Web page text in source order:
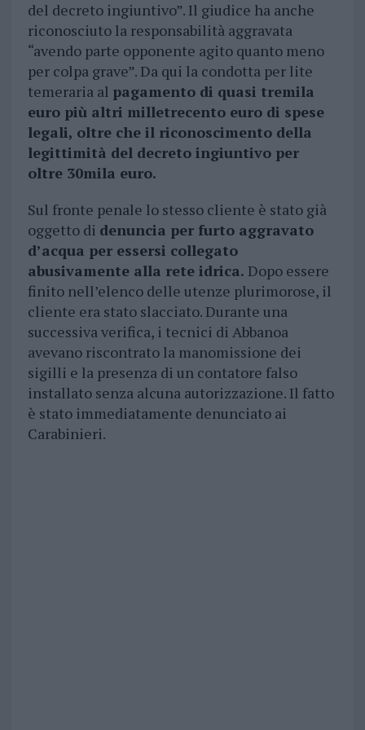
del decreto ingiuntivo”. Il giudice ha anche
riconosciuto la responsabilità aggravata
“avendo parte opponente agito quanto meno
per colpa grave”. Da qui la condotta per lite
temeraria al pagamento di quasi tremila
euro più altri milletrecento euro di spese
legali, oltre che il riconoscimento della
legittimità del decreto ingiuntivo per
oltre 30mila euro.
Sul fronte penale lo stesso cliente è stato già
oggetto di denuncia per furto aggravato
d’acqua per essersi collegato
abusivamente alla rete idrica. Dopo essere
finito nell’elenco delle utenze plurimorose, il
cliente era stato slacciato. Durante una
successiva verifica, i tecnici di Abbanoa
avevano riscontrato la manomissione dei
sigilli e la presenza di un contatore falso
installato senza alcuna autorizzazione. Il fatto
è stato immediatamente denunciato ai
Carabinieri.